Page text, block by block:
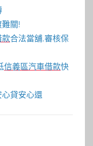
關!
款合法當舖,審核保
信義區汽車借款快
貸安心還